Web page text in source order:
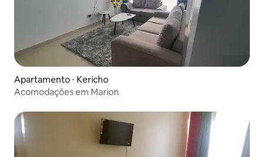
Apartamento ⋅ Kericho
Acomodações em Marion